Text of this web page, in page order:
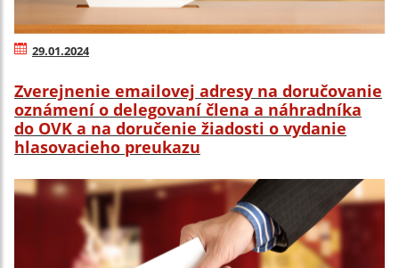
29.01.2024
Zverejnenie emailovej adresy na doručovanie
oznámení o delegovaní člena a náhradníka
do OVK a na doručenie žiadosti o vydanie
hlasovacieho preukazu